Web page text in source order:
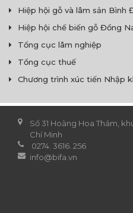
Hiệp hội gỗ và lâm sản Bình
Hiệp hội chế biến gỗ Đồng
Tổng cục lâm nghiệp
Tổng cục thuế
Chương trình xúc tiến Nhập
Số 31 Hoàng Hoa Thám,
Chí Minh
0274. 3616. 256
info@bifa.vn